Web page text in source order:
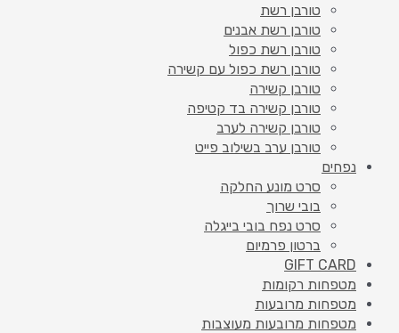
טורבן רשת
טורבן רשת אבנים
טורבן רשת כפול
טורבן רשת כפול עם קשירה
טורבן קשירה
טורבן קשירה בד קטיפה
טורבן קשירה לערב
טורבן ערב בשילוב פייט
נפחים
סרט מונע החלקה
בובי שרוך
סרט נפח בובי בייגלה
ברטון פרמיום
GIFT CARD
מטפחות רקומות
מטפחות מרובעות
מטפחות מרובעות מעוצבות